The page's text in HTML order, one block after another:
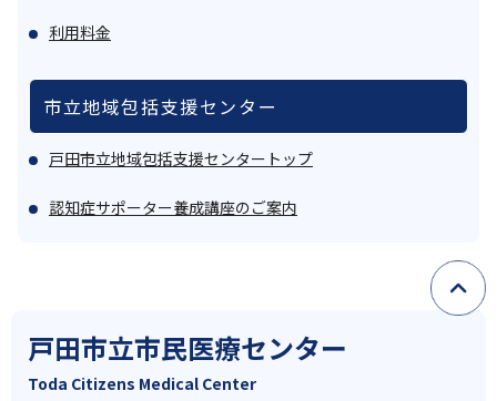
利用料金
市立地域包括支援センター
戸田市立地域包括支援センタートップ
認知症サポーター養成講座のご案内
戸田市立市民医療センター
Toda Citizens Medical Center